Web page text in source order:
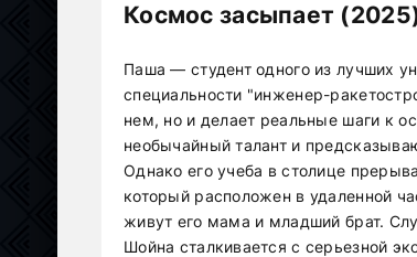
Космос засыпает
Паша — студент одного из лучших
специальности "инженер-
нем, но и делает реальные шаги к
необычайный талант и
Однако его учеба в столице
который расположен в удаленной
живут его мама и младший брат.
Шойна сталкивается с серьезной